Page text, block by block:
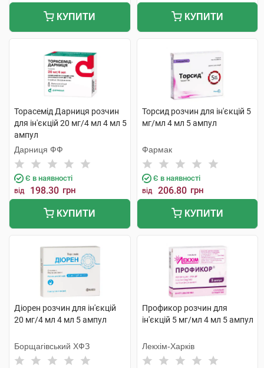
КУПИТИ КУПИТИ
Торасемід Дарниця розчин
для ін'єкцій 20 мг/4 мл 4 мл 5
ампул
Дарниця ФФ
Є в наявності
від 198.30 грн
КУПИТИ
Торсид розчин для ін'єкцій 5
мг/мл 4 мл 5 ампул
Фармак
Є в наявності
від 206.80 грн
КУПИТИ
Діорен розчин для ін'єкцій
20 мг/4 мл 4 мл 5 ампул
Борщагівський ХФЗ
Профикор розчин для
ін'єкцій 5 мг/мл 4 мл 5 ампул
Лекхім-Харків